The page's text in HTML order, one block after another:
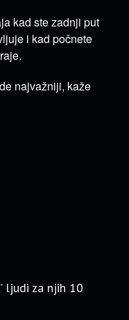
kad ste zadnji put
i kad počnete
najvažniji, kaže
ljudi za njih 10